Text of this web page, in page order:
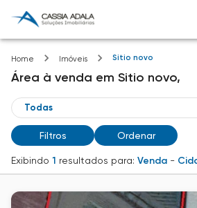
Home Imóveis Sitio novo
Área à venda em Sitio novo,
Filtros Ordenar
Exibindo 1 resultados para: Venda -